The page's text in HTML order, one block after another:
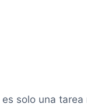
solo una